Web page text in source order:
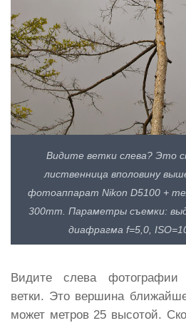
Видите ветки слева? Это
лиственница вполовину
фотоаппарат Nikon D5100 +
300mm. Параметры съемки:
диафрагма f=5,0,
Видите слева фотографии
ветки. Это вершина
может метров 25 высотой.